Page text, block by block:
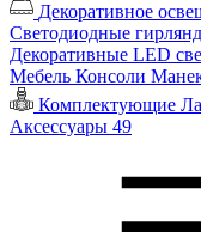
Декоративное
Светодиодные
Декоративные LED
Мебель Консоли
Комплектующие
Аксессуары 49